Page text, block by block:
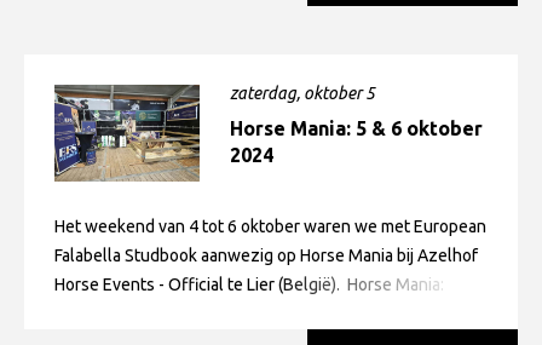
zaterdag, oktober 5
Horse Mania: 5 & 6 oktober
2024
Het weekend van 4 tot 6 oktober waren we met European
Falabella Studbook aanwezig op Horse Mania bij Azelhof
Horse Events - Official te Lier (België). Horse Mania: